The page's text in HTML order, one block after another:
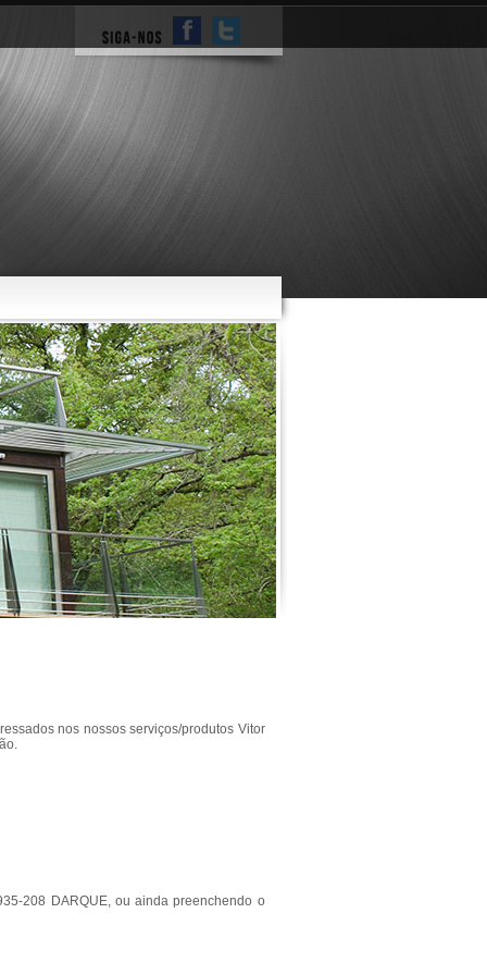
nos nossos serviços/produtos Vitor
208 DARQUE, ou ainda preenchendo o